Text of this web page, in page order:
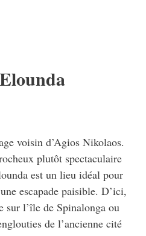
voisin d’Agios Nikolaos.
plutôt spectaculaire
est un lieu idéal pour
escapade paisible. D’ici,
sur l’île de Spinalonga ou
de l’ancienne cité